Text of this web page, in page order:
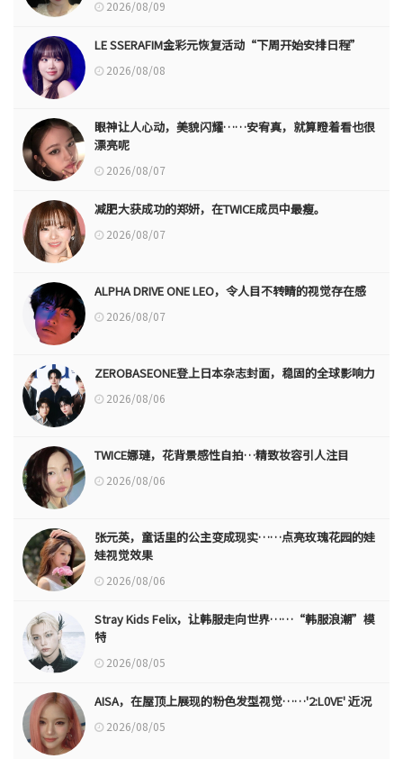
2026/08/09
LE SSERAFIM金彩元恢复活动“下周开始安排日程”
2026/08/08
眼神让人心动，美貌闪耀……安宥真，就算瞪着看也很
漂亮呢
2026/08/07
减肥大获成功的郑妍，在TWICE成员中最瘦。
2026/08/07
ALPHA DRIVE ONE LEO，令人目不转睛的视觉存在感
2026/08/07
ZEROBASEONE登上日本杂志封面，稳固的全球影响力
2026/08/06
TWICE娜璉，花背景感性自拍…精致妆容引人注目
2026/08/06
张元英，童话里的公主变成现实……点亮玫瑰花园的娃
娃视觉效果
2026/08/06
Stray Kids Felix，让韩服走向世界……“韩服浪潮”模
特
2026/08/05
AISA，在屋顶上展现的粉色发型视觉……'2:L0VE' 近况
2026/08/05